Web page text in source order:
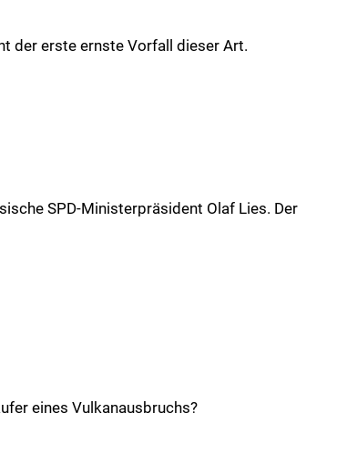
der erste ernste Vorfall dieser Art.
SPD-Ministerpräsident Olaf Lies. Der
eines Vulkanausbruchs?